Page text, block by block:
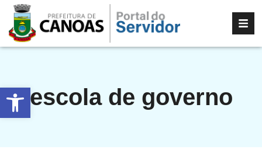
Abrir a barra de ferramentas
escola de governo